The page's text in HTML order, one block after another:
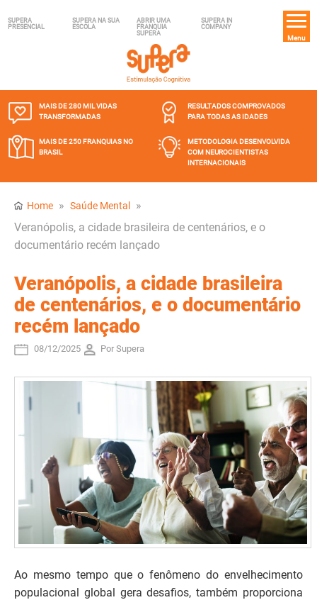
SUPERA
PRESENCIAL
SUPERA NA SUA
ESCOLA
ABRIR UMA
FRANQUIA
SUPERA
SUPERA IN
COMPANY
Menu
MAIS DE 280 MILVIDAS
TRANSFORMADAS
RESULTADOS COMPROVADOS
PARA TODAS AS IDADES
MAIS DE 250 FRANQUIASNO
BRASIL
METODOLOGIA DESENVOLVIDA
COM NEUROCIENTISTAS
INTERNACIONAIS
Home » Saúde Mental
»
Veranópolis, a cidade brasileira de centenários, e o
documentário recém lançado
Veranópolis, a cidade brasileira
de centenários, e o documentário
recém lançado
08/12/2025 Por Supera
Ao mesmo tempo que o fenômeno do envelhecimento
populacional global gera desafios, também proporciona